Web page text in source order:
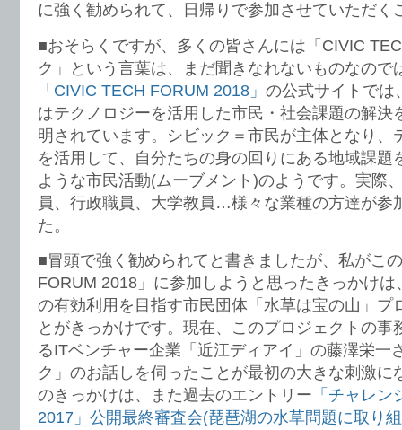
に強く勧められて、日帰りで参加させていただく
■おそらくですが、多くの皆さんには「CIVIC
ク」という言葉は、まだ聞きなれないものなので
「CIVIC TECH FORUM 2018」 の公式サイトでは
はテクノロジーを活用した市民・社会課題の解決
明されています。シビック＝市民が主体となり、
を活用して、自分たちの身の回りにある地域課
ような市民活動(ムーブメント)のようです。実際
員、行政職員、大学教員…様々な業種の方達が参
た。
■冒頭で強く勧められてと書きましたが、私がこ
FORUM 2018」に参加しようと思ったきっかけ
の有効利用を目指す市民団体「水草は宝の山」プ
とがきっかけです。現在、このプロジェクトの事
るITベンチャー企業「近江ディアイ」の藤澤栄一
ク」のお話しを伺ったことが最初の大きな刺激に
のきっかけは、また過去のエントリー 「チャレ
2017」公開最終審査会(琵琶湖の水草問題に取り